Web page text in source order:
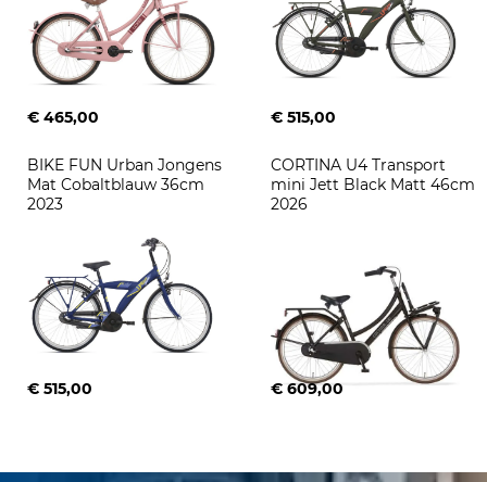
€ 465,00 € 515,00
BIKE FUN Urban Jongens
Mat Cobaltblauw 36cm
2023
€ 515,00
CORTINA U4 Transport
mini Jett Black Matt 46cm
2026
€ 609,00